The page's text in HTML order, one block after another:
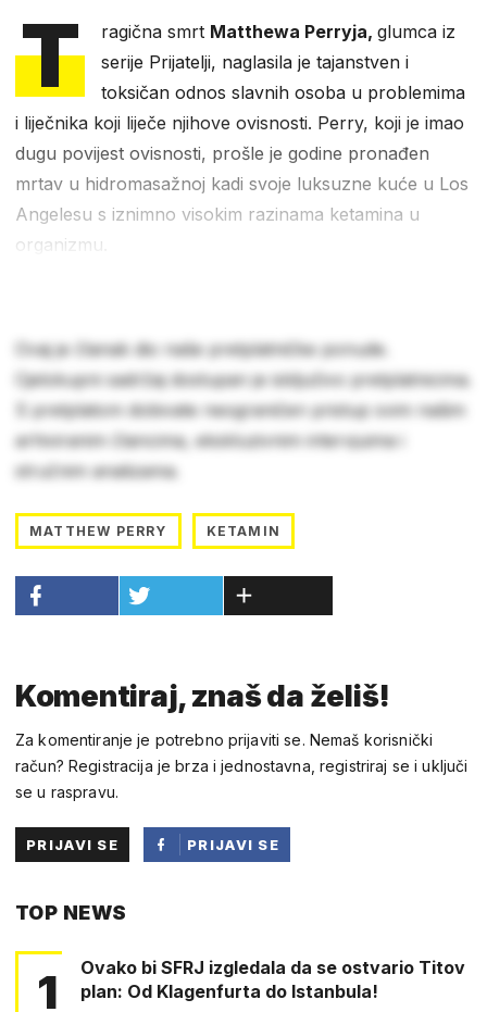
T ragična smrt Matthewa Perryja,glumca iz
serije Prijatelji, naglasila je tajanstven i
toksičan odnos slavnih osoba u problemima
i liječnika koji liječe njihove ovisnosti. Perry, koji je imao
dugu povijest ovisnosti, prošle je godine pronađen
mrtav u hidromasažnoj kadi svoje luksuzne kuće u Los
Angelesu s iznimno visokim razinama ketamina u
organizmu.
Ovaj je članak dio naše pretplatničke ponude.
Cjelokupni sadržaj dostupan je isključivo pretplatnicima.
S pretplatom dobivate neograničen pristup svim našim
arhiviranim člancima, ekskluzivnim intervjuima i
stručnim analizama.
MATTHEW PERRY KETAMIN
Komentiraj, znaš da želiš!
Za komentiranje je potrebno prijaviti se. Nemaš korisnički
račun? Registracija je brza i jednostavna, registriraj se i uključi
se u raspravu.
PRIJAVI SE
PRIJAVI SE
TOP NEWS
1
Ovako bi SFRJ izgledala da se ostvario Titov
plan: Od Klagenfurta do Istanbula!